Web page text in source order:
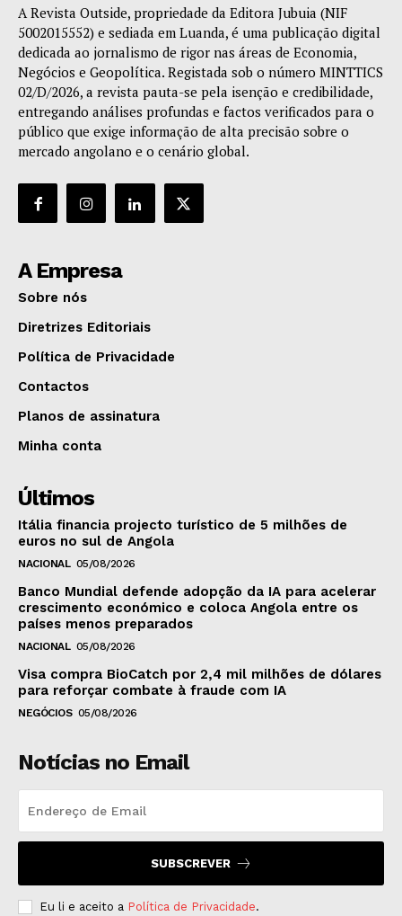
A Revista Outside, propriedade da Editora Jubuia (NIF
5002015552) e sediada em Luanda, é uma publicação digital
dedicada ao jornalismo de rigor nas áreas de Economia,
Negócios e Geopolítica. Registada sob o número MINTTICS
02/D/2026, a revista pauta-se pela isenção e credibilidade,
entregando análises profundas e factos verificados para o
público que exige informação de alta precisão sobre o
mercado angolano e o cenário global.
A Empresa
Sobre nós
Diretrizes Editoriais
Política de Privacidade
Contactos
Planos de assinatura
Minha conta
Últimos
Itália financia projecto turístico de 5 milhões de
euros no sul de Angola
NACIONAL 05/08/2026
Banco Mundial defende adopção da IA para acelerar
crescimento económico e coloca Angola entre os
países menos preparados
NACIONAL 05/08/2026
Visa compra BioCatch por 2,4 mil milhões de dólares
para reforçar combate à fraude com IA
NEGÓCIOS 05/08/2026
Notícias no Email
SUBSCREVER
Eu li e aceito a Política de Privacidade.